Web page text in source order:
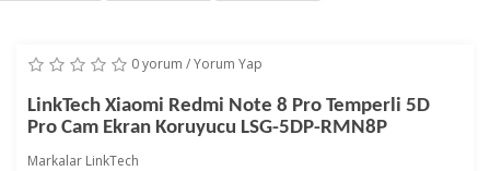
0 yorum /Yorum Yap
LinkTech Xiaomi Redmi Note 8 Pro Temperli 5D
Pro Cam Ekran Koruyucu LSG-5DP-RMN8P
Markalar LinkTech